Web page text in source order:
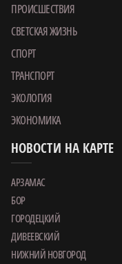
ПРОИСШЕСТВИЯ
СВЕТСКАЯ ЖИЗНЬ
СПОРТ
ТРАНСПОРТ
ЭКОЛОГИЯ
ЭКОНОМИКА
НОВОСТИ НА КАРТЕ
АРЗАМАС
БОР
ГОРОДЕЦКИЙ
ДИВЕЕВСКИЙ
НИЖНИЙ НОВГОРОД